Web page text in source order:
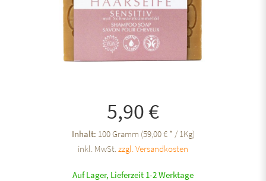
5,90 €
Inhalt: 100 Gramm (59,00 € * / 1Kg)
inkl. MwSt.zzgl. Versandkosten
Auf Lager, Lieferzeit 1-2 Werktage